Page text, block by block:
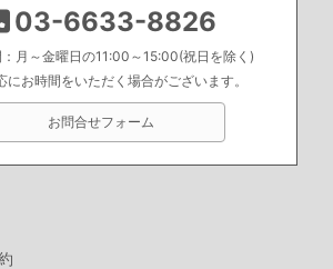
03-6633-8826
月～金曜日の11:00～15:00(祝日を除く)
にお時間をいただく場合がございます。
お問合せフォーム